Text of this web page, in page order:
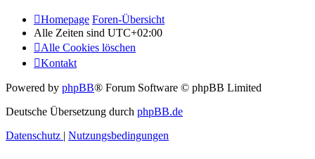
Homepage Foren-Übersicht
Alle Zeiten sind UTC+02:00
Alle Cookies löschen
Kontakt
Powered by phpBB® Forum Software © phpBB Limited
Deutsche Übersetzung durch phpBB.de
Datenschutz | Nutzungsbedingungen